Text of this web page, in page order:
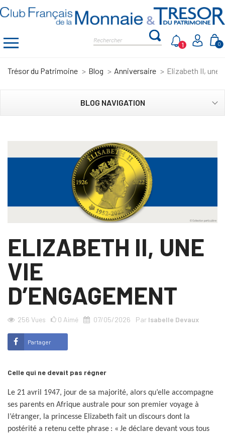
0
1
Trésor du Patrimoine Blog Anniversaire Elizabeth II, une
BLOG NAVIGATION
ELIZABETH II, UNE
VIE
D’ENGAGEMENT
256 Vues 0 Aimé 07/05/2026 Par Isabelle Devaux
Partager
Celle qui ne devait pas régner
Le 21 avril 1947, jour de sa majorité, alors qu’elle accompagne
ses parents en Afrique australe pour son premier voyage à
l’étranger, la princesse Elizabeth fait un discours dont la
postérité a retenu cette phrase : « Je déclare devant vous tous